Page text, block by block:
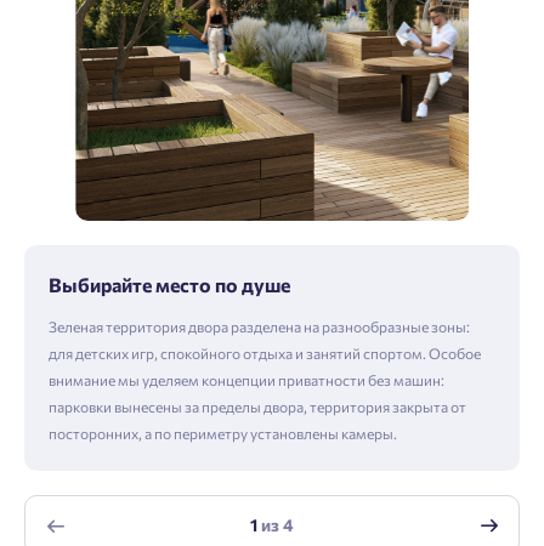
Выбирайте место по душе
Зеленая территория двора разделена на разнообразные зоны:
для детских игр, спокойного отдыха и занятий спортом. Особое
внимание мы уделяем концепции приватности без машин:
парковки вынесены за пределы двора, территория закрыта от
посторонних, а по периметру установлены камеры.
1из4